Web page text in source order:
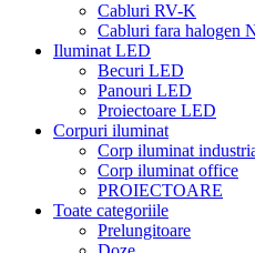
Cabluri RV-K
Cabluri fara halogen
Iluminat LED
Becuri LED
Panouri LED
Proiectoare LED
Corpuri iluminat
Corp iluminat
Corp iluminat office
PROIECTOARE
Toate categoriile
Prelungitoare